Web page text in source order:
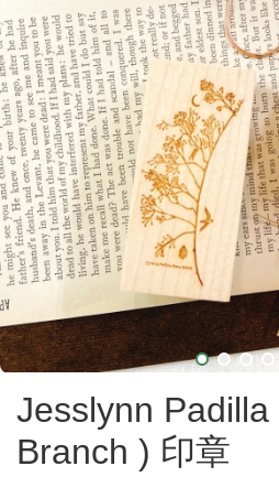
Jesslynn
Branch ) 印章